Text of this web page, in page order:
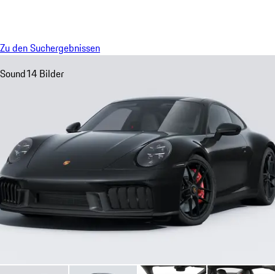
Zu den Suchergebnissen
Sound14 Bilder